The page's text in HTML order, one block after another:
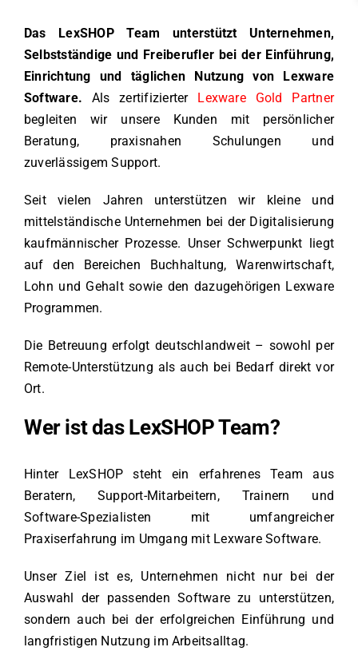
Das LexSHOP Team unterstützt Unternehmen,
Selbstständige und Freiberufler bei der Einführung,
Einrichtung und täglichen Nutzung von Lexware
Software. Als zertifizierter Lexware Gold Partner
begleiten wir unsere Kunden mit persönlicher
Beratung, praxisnahen Schulungen und
zuverlässigem Support.
Seit vielen Jahren unterstützen wir kleine und
mittelständische Unternehmen bei der Digitalisierung
kaufmännischer Prozesse. Unser Schwerpunkt liegt
auf den Bereichen Buchhaltung, Warenwirtschaft,
Lohn und Gehalt sowie den dazugehörigen Lexware
Programmen.
Die Betreuung erfolgt deutschlandweit – sowohl per
Remote-Unterstützung als auch bei Bedarf direkt vor
Ort.
Wer ist das LexSHOP Team?
Hinter LexSHOP steht ein erfahrenes Team aus
Beratern, Support-Mitarbeitern, Trainern und
Software-Spezialisten mit umfangreicher
Praxiserfahrung im Umgang mit Lexware Software.
Unser Ziel ist es, Unternehmen nicht nur bei der
Auswahl der passenden Software zu unterstützen,
sondern auch bei der erfolgreichen Einführung und
langfristigen Nutzung im Arbeitsalltag.